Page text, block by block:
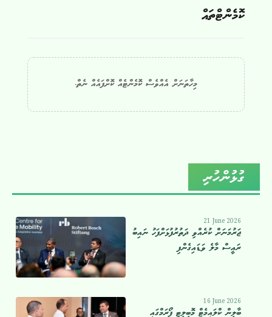
ކޮމެންޓްތައް
މިހާތަނަށް އެއްވެސް ކޮމެންޓެއް ކޮށްފައެއް ނެތް.
ގުޅުންހުރި
21 June 2026
ޖަރުމަނަށް ކުރެއްވި ދަތުރުފުޅަށްފަހު ނައިބު
ރައީސް މާލެ ވަޑައިގެންފި
16 June 2026
ބާލިން ކްލައިމެޓް މޮބިލިޓީ ފޯރަމްގައި